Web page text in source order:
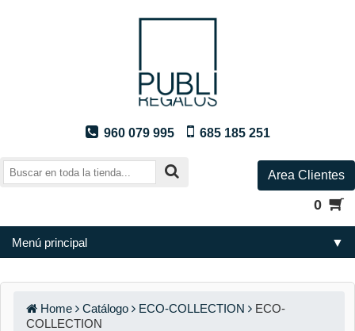
960 079 995 685 185 251
Area Clientes
0
Menú principal ▼
Home Catálogo ECO-COLLECTION
ECO-
COLLECTION